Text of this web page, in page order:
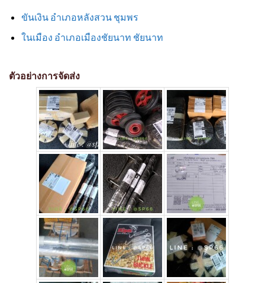
ขันเงิน อำเภอหลังสวน ชุมพร
ในเมือง อำเภอเมืองชัยนาท ชัยนาท
ตัวอย่างการจัดส่ง